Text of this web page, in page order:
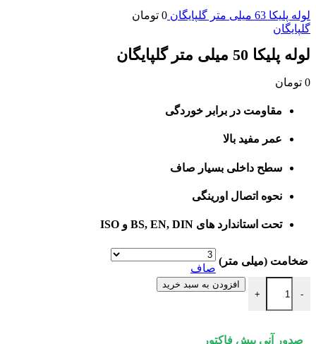
لوله پلیکا 63 میلی متر گلپایگان 0 تومان
گلپایگان
لوله پلیکا 50 میلی متر گلپایگان
0 تومان
مقاومت در برابر خوردگی
عمر مفید بالا
سطح داخلی بسیار صاف
نحوه اتصال اورینگی
تحت استاندارد های BS, EN, DIN و ISO
ضخامت (میلی متر)
صاف
-
+
افزودن به سبد خرید
صدور آنی پیش فاکتور